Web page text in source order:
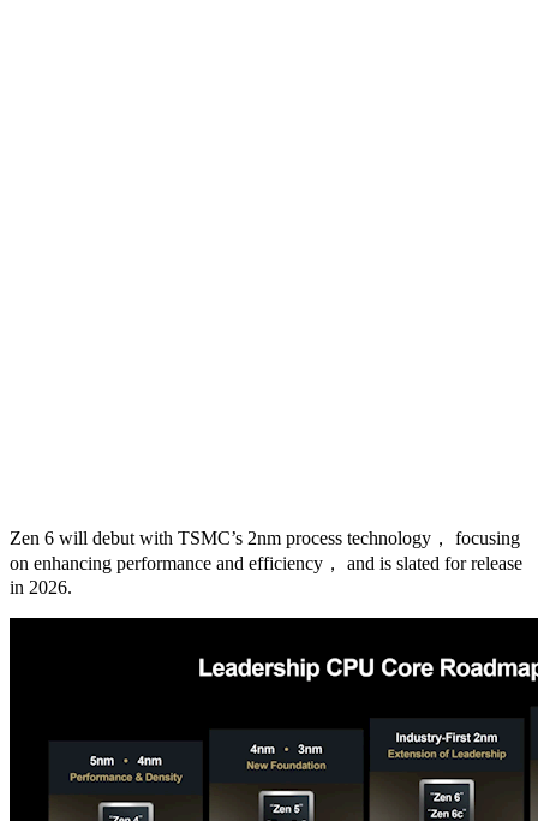
Zen 6 will debut with TSMC’s 2nm process technology， focusing
on enhancing performance and efficiency， and is slated for release
in 2026.